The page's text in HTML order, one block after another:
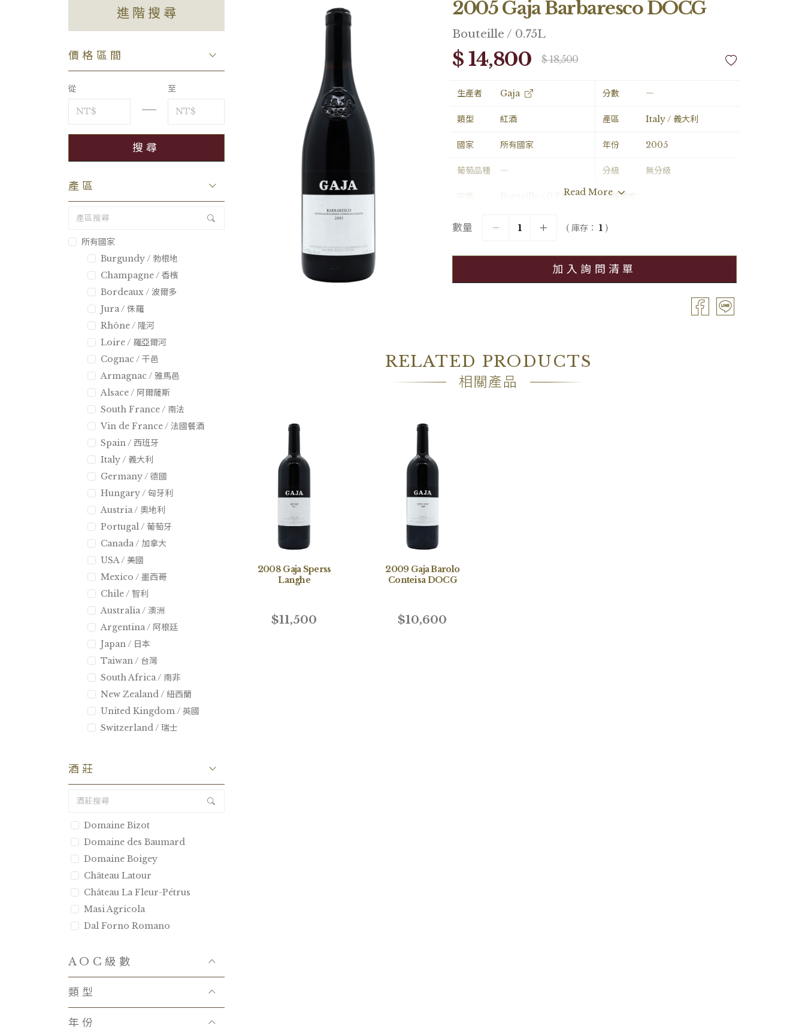
進階搜尋
價格區間
從 至
產區
所有國家
Burgundy / 勃根地
Champagne / 香檳
Bordeaux / 波爾多
Jura / 侏羅
Rhône / 隆河
Loire / 羅亞爾河
Cognac / 干邑
Armagnac / 雅馬邑
Alsace / 阿爾薩斯
South France / 南法
Vin de France / 法國餐酒
Spain / 西班牙
Italy / 義大利
Germany / 德國
Hungary / 匈牙利
Austria / 奧地利
Portugal / 葡萄牙
Canada / 加拿大
USA / 美國
Mexico / 墨西哥
Chile / 智利
Australia / 澳洲
Argentina / 阿根廷
Japan / 日本
Taiwan / 台灣
South Africa / 南非
New Zealand / 紐西蘭
United Kingdom / 英國
Switzerland / 瑞士
酒莊
Domaine Bizot
Domaine des Baumard
Domaine Boigey
Château Latour
Château La Fleur-Pétrus
Masi Agricola
Dal Forno Romano
Tenuta Luce
Castello d′Albola
Domaine Combier
Domaine Anita
Kei Shiogai
AOC級數
類型
年份
2005 Gaja Barbaresco DOCG
Bouteille / 0.75L
$ 14,800 $ 18,500
生產者 Gaja 分數 ―
類型 紅酒 產區 Italy / 義大利
國家 所有國家 年份 2005
葡萄品種 ― 分級 無分級
Bouteille / 0.75L 酒精濃度
包裝 Loose1 備註
Read More
數量 ( 庫存：1 )
加入詢問清單
RELATED PRODUCTS
相關產品
2008 Gaja Sperss
Langhe
$11,500
2009 Gaja Barolo
Conteisa DOCG
$10,600